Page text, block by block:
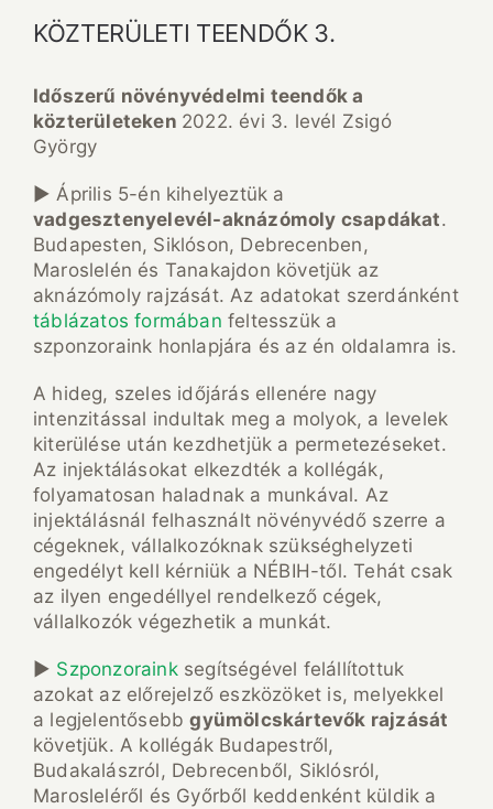
KÖZTERÜLETI TEENDŐK 3.
Időszerű növényvédelmi teendők a
közterületeken 2022. évi 3. levél Zsigó
György
► Április 5-én kihelyeztük a
vadgesztenyelevél-aknázómoly csapdákat.
Budapesten, Siklóson, Debrecenben,
Maroslelén és Tanakajdon követjük az
aknázómoly rajzását. Az adatokat szerdánként
táblázatos formában feltesszük a
szponzoraink honlapjára és az én oldalamra is.
A hideg, szeles időjárás ellenére nagy
intenzitással indultak meg a molyok, a levelek
kiterülése után kezdhetjük a permetezéseket.
Az injektálásokat elkezdték a kollégák,
folyamatosan haladnak a munkával. Az
injektálásnál felhasznált növényvédő szerre a
cégeknek, vállalkozóknak szükséghelyzeti
engedélyt kell kérniük a NÉBIH-től. Tehát csak
az ilyen engedéllyel rendelkező cégek,
vállalkozók végezhetik a munkát.
► Szponzorainksegítségével felállítottuk
azokat az előrejelző eszközöket is, melyekkel
a legjelentősebbgyümölcskártevők rajzását
követjük. A kollégák Budapestről,
Budakalászról, Debrecenből, Siklósról,
Marosleléről és Győrből keddenként küldik a